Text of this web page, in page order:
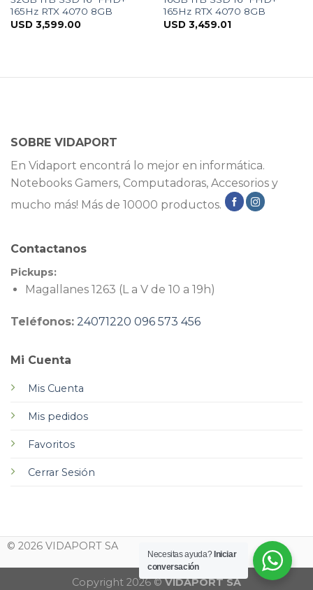
165Hz RTX 4070 8GB
USD 3,599.00
165Hz RTX 4070 8GB
USD 3,459.01
SOBRE VIDAPORT
En Vidaport encontrá lo mejor en informática.
Notebooks Gamers, Computadoras, Accesorios y
mucho más! Más de 10000 productos.
Mi Cuenta
Mis Cuenta
Mis pedidos
Favoritos
Cerrar Sesión
Contactanos
Pickups:
Magallanes 1263 (L a V de 10 a 19h)
Teléfonos: 24071220 096 573 456
© 2026 VIDAPORT SA
Copyright 2026 ©VIDAPORT SA
Necesitas ayuda? Iniciar
conversación